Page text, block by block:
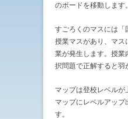
のボードを移動します。
すごろくのマスには「
授業マスがあり、マス
業が発生します。授業
択問題で正解すると羽
マップは登校レベル
マップにレベルアップ
す。